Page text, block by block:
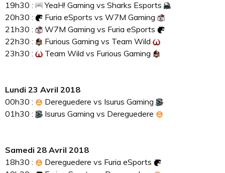
19h30 :
YeaH! Gaming vs Sharks Esports
20h30 :
Furia eSports vs W7M Gaming
21h30 :
W7M Gaming vs Furia eSports
22h30 :
Furious Gaming vs Team Wild
23h30 :
Team Wild vs Furious Gaming
Lundi 23 Avril 2018
00h30 :
Dereguedere vs Isurus Gaming
01h30 :
Isurus Gaming vs Dereguedere
Samedi 28 Avril 2018
18h30 :
Dereguedere vs Furia eSports